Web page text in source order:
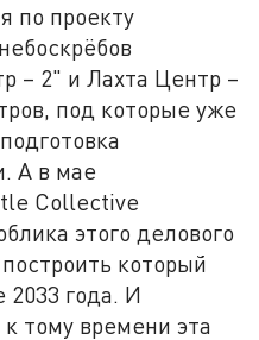
по проекту
– 2" и Лахта Центр –
под которые уже
А в мае
Collective
этого делового
который
2033 года. И
тому времени эта